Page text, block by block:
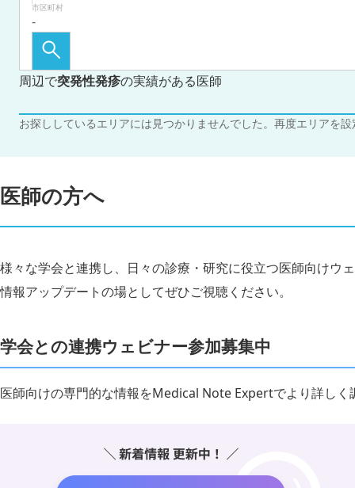
市区町村
周辺で突発性発疹の実績がある医師
お探ししているエリアには見つかりませんでした。再度エリアを
医師の方へ
様々な学会と連携し、日々の診療・研究に役立つ医師向けウ
情報アップデートの場としてぜひご視聴ください。
学会との連携ウェビナー参加募集中
医師向けの専門的な情報をMedical Note Expertでより詳しく